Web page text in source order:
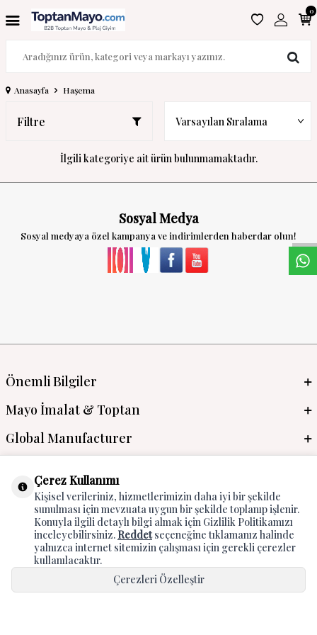
WhasappDesteHatt
0
Anasayfa Haşema
Filtre
İlgili kategoriye ait ürün bulunmamaktadır.
Sosyal Medya
Sosyal medyaya özel kampanya ve indirimlerden haberdar olun!
Önemli Bilgiler
Mayo İmalat & Toptan
Global Manufacturer
Çerez Kullanımı
Kişisel verileriniz, hizmetlerimizin daha iyi bir şekilde
sunulması için mevzuata uygun bir şekilde toplanıp işlenir.
Konuyla ilgili detaylı bilgi almak için Gizlilik Politikamızı
inceleyebilirsiniz. Reddetseçeneğine tıklamanız halinde
yalnızca internet sitemizin çalışması için gerekli çerezler
kullanılacaktır.
Çerezleri Özelleştir